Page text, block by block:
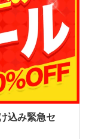
込み緊急セ